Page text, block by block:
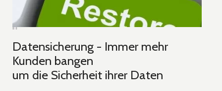
Datensicherung - Immer mehr
Kunden bangen
um die Sicherheit ihrer Daten